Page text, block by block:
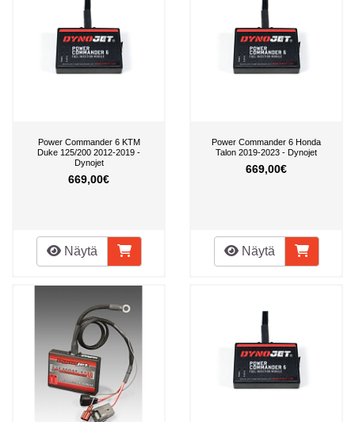
Power Commander 6 KTM
Duke 125/200 2012-2019 -
Dynojet
669,00€
Näytä
Power Commander 6 Honda
Talon 2019-2023 - Dynojet
669,00€
Näytä